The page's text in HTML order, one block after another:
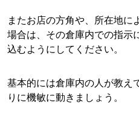
またお店の方角や、所在地に
場合は、その倉庫内での指示
込むようにしてください。
基本的には倉庫内の人が教え
りに機敏に動きましょう。